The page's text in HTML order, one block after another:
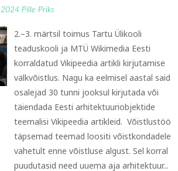
Pille Priks
2.–3. märtsil toimus Tartu Ülikooli
teaduskooli ja MTÜ Wikimedia Eesti
korraldatud Vikipeedia artikli kirjutamise
välkvõistlus. Nagu ka eelmisel aastal said
osalejad 30 tunni jooksul kirjutada või
täiendada Eesti arhitektuuriobjektide
teemalisi Vikipeedia artikleid. Võistlustöö
täpsemad teemad loositi võistkondadele
vahetult enne võistluse algust. Sel korral
puudutasid need uuema aja arhitektuur...